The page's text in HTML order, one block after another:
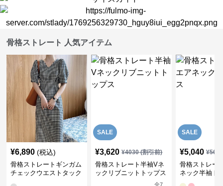
骨格ストレート 人気アイテム
¥6,890 (税込)
骨格ストレートギンガム
チェックウエストタック
SALE
¥3,620 ¥4030(割引前)
骨格ストレート半袖Vネ
ックリブニットトップス
全7
SALE
¥5,040 ¥
骨格ストレー
ネック半袖ト